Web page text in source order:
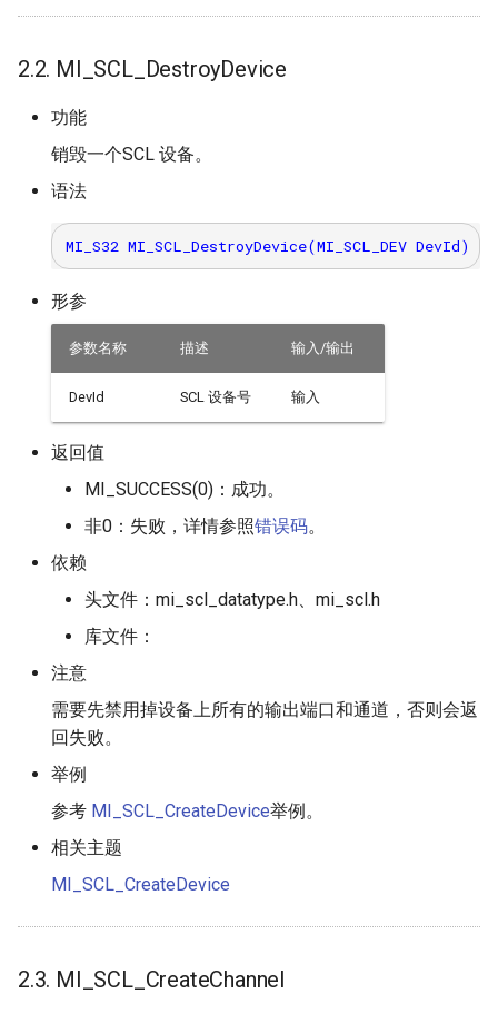
2.2. MI_SCL_DestroyDevice
功能
销毁一个SCL 设备。
语法
形参
参数名称 描述 输入/输出
DevId SCL 设备号 输入
返回值
MI_SUCCESS(0)：成功。
非0：失败，详情参照错误码。
依赖
头文件：mi_scl_datatype.h、mi_scl.h
库文件：
注意
需要先禁用掉设备上所有的输出端口和通道，否则会返
回失败。
举例
参考 MI_SCL_CreateDevice举例。
相关主题
MI_SCL_CreateDevice
2.3. MI_SCL_CreateChannel